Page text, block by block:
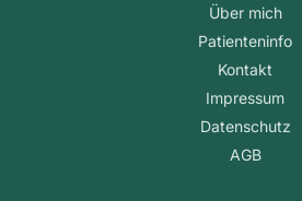
Über mich
Patienteninfo
Kontakt
Impressum
Datenschutz
AGB